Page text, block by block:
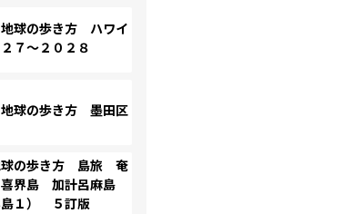
球の歩き方 ハワイ
７～２０２８
球の歩き方 墨田区
の歩き方 島旅 奄
界島 加計呂麻島
島１） ５訂版